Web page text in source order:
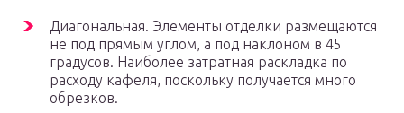
Диагональная. Элементы отделки размещаются
не под прямым углом, а под наклоном в 45
градусов. Наиболее затратная раскладка по
расходу кафеля, поскольку получается много
обрезков.